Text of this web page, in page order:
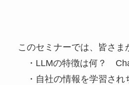
このセミナーでは、皆さま
・LLMの特徴は何？
・自社の情報を学習され